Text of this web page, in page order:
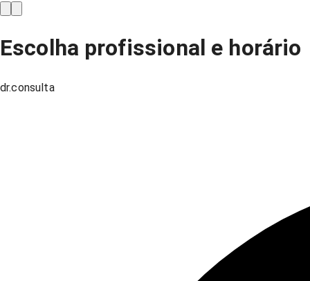
Escolha profissional e horário
dr.consulta